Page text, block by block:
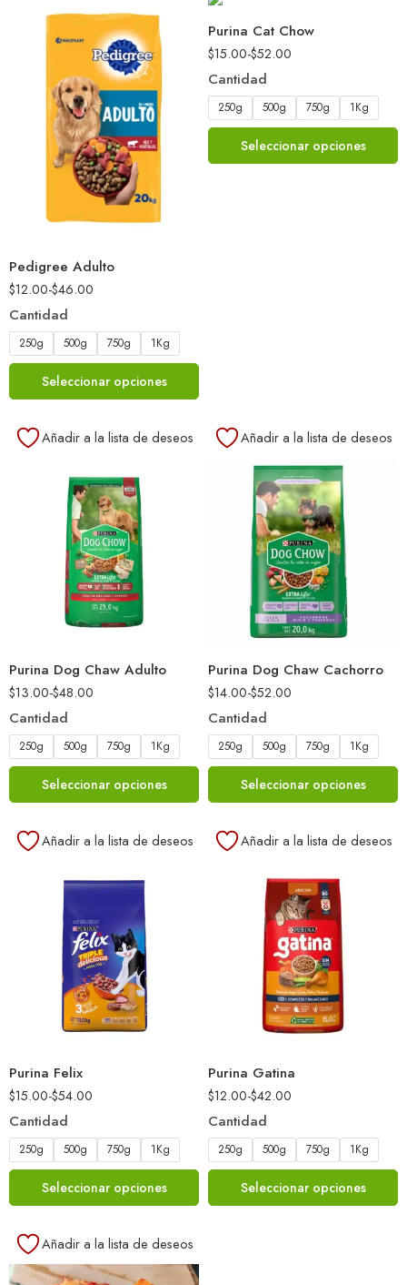
Pedigree Adulto
$12.00-$46.00
Cantidad
250g 500g 750g 1Kg
Seleccionar opciones
Purina Cat Chow
$15.00-$52.00
Cantidad
250g 500g 750g 1Kg
Seleccionar opciones
Añadir a la lista de deseos
Purina Dog Chaw Adulto
$13.00-$48.00
Cantidad
250g 500g 750g 1Kg
Seleccionar opciones
Añadir a la lista de deseos
Purina Dog Chaw Cachorro
$14.00-$52.00
Cantidad
250g 500g 750g 1Kg
Seleccionar opciones
Añadir a la lista de deseos
Purina Felix
$15.00-$54.00
Cantidad
250g 500g 750g 1Kg
Seleccionar opciones
Añadir a la lista de deseos
Purina Gatina
$12.00-$42.00
Cantidad
250g 500g 750g 1Kg
Seleccionar opciones
Añadir a la lista de deseos